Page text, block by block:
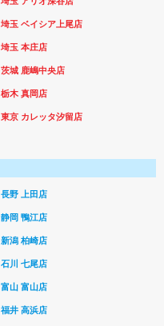
埼玉 ベイシア上尾店
埼玉 本庄店
茨城 鹿嶋中央店
栃木 真岡店
東京 カレッタ汐留店
長野 上田店
静岡 鴨江店
新潟 柏崎店
石川 七尾店
富山 富山店
福井 高浜店